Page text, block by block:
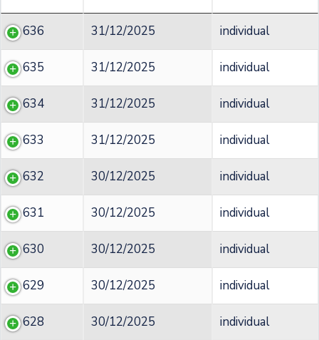
636 31/12/2025 individual
635 31/12/2025 individual
634 31/12/2025 individual
633 31/12/2025 individual
632 30/12/2025 individual
631 30/12/2025 individual
630 30/12/2025 individual
629 30/12/2025 individual
628 30/12/2025 individual